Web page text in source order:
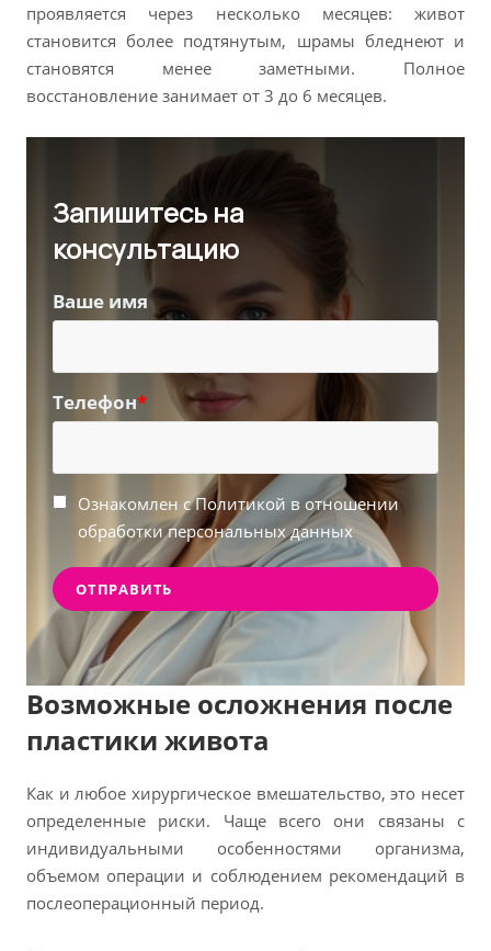
проявляется через несколько месяцев: живот
становится более подтянутым, шрамы бледнеют и
становятся менее заметными. Полное
восстановление занимает от 3 до 6 месяцев.
Запишитесь на
консультацию
Ваше имя
Телефон*
Ознакомлен с Политикой в отношении
обработки персональных данных
Возможные осложнения после
пластики живота
Как и любое хирургическое вмешательство, это несет
определенные риски. Чаще всего они связаны с
индивидуальными особенностями организма,
объемом операции и соблюдением рекомендаций в
послеоперационный период.